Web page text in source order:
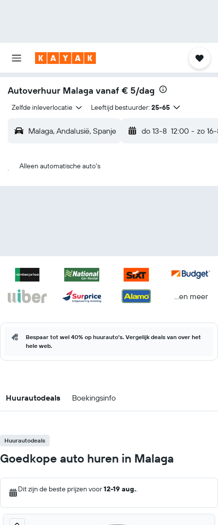
Autoverhuur Malaga vanaf € 5/dag
Zelfde inleverlocatie Leeftijd bestuurder: 25-65
Malaga, Andalusië, Spanje do 13-8 12:00 - zo
Alleen automatische auto's
...en meer
Bespaar tot wel 40% op huurauto's. Vergelijk deals van over het
hele web.
Huurautodeals Boekingsinfo
Huurautodeals
Goedkope auto huren in Malaga
Dit zijn de beste prijzen voor12-19 aug..